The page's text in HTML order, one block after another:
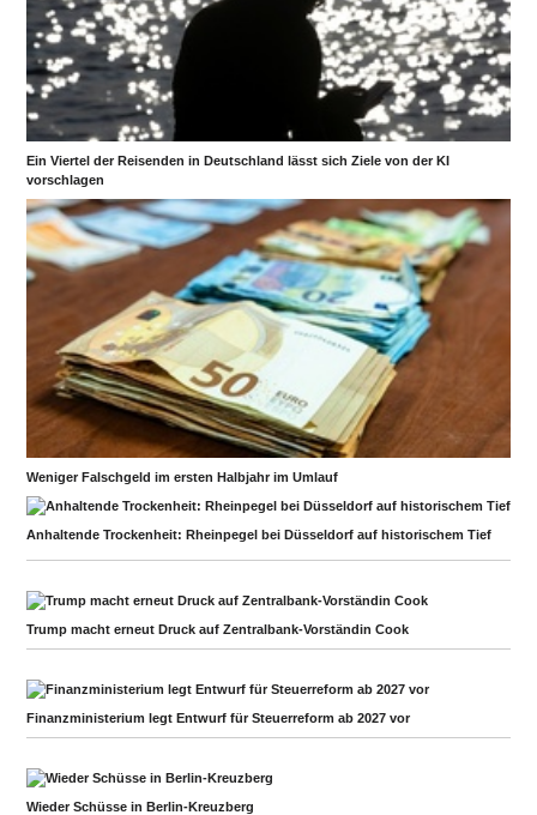
Ein Viertel der Reisenden in Deutschland lässt sich Ziele von der KI
vorschlagen
Weniger Falschgeld im ersten Halbjahr im Umlauf
Anhaltende Trockenheit: Rheinpegel bei Düsseldorf auf historischem Tief
Trump macht erneut Druck auf Zentralbank-Vorständin Cook
Finanzministerium legt Entwurf für Steuerreform ab 2027 vor
Wieder Schüsse in Berlin-Kreuzberg